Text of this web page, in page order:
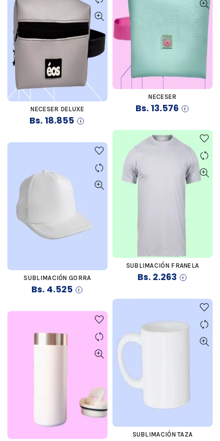
COMPRAR
NECESER
Bs. 13.576
COMPRAR
NECESER DELUXE
Bs. 18.855
COMPRAR
SUBLIMACIÓN FRANELA
Bs. 2.263
COMPRAR
SUBLIMACIÓN GORRA
Bs. 4.525
COMPRAR
SUBLIMACIÓN TAZA